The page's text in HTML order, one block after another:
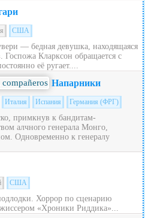
США
— бедная девушка, находящаяся
Госпожа Кларксон обращается с
её ругает....
Напарники
Италия Испания Германия (ФРГ)
примкнув к бандитам-
алчного генерала Монго,
Одновременно к генералу
США
Хоррор по сценарию
«Хроники Риддика»...